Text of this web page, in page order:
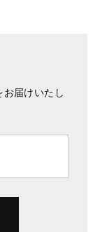
届けいたし